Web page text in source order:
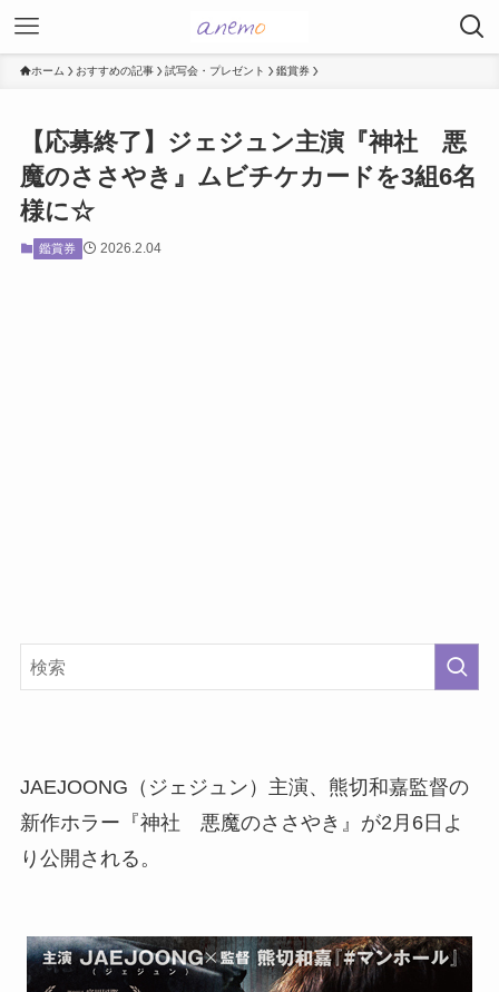
ホーム おすすめの記事 試写会・プレゼント 鑑賞券
【応募終了】ジェジュン主演『神社 悪
魔のささやき』ムビチケカードを3組6名
様に☆
鑑賞券 2026.2.04
JAEJOONG（ジェジュン）主演、熊切和嘉監督の
新作ホラー『神社 悪魔のささやき』が2月6日よ
り公開される。